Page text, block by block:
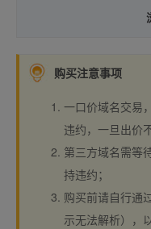
购买注意事项
一口价域名交易
违约，一旦出价
第三方域名需等
持违约；
购买前请自行通
示无法解析），